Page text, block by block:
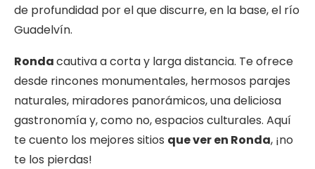
de profundidad por el que discurre, en la base, el río
Guadelvín.
Rondacautiva a corta y larga distancia. Te ofrece
desde rincones monumentales, hermosos parajes
naturales, miradores panorámicos, una deliciosa
gastronomía y, como no, espacios culturales. Aquí
te cuento los mejores sitios que ver en Ronda, ¡no
te los pierdas!